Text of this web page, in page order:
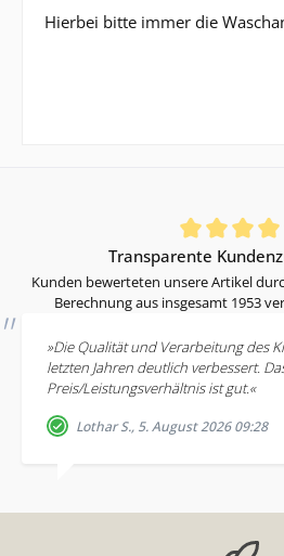
Hierbei bitte immer die
Durchschnittliche Bewertung von
Transparente
Kunden bewerteten unsere Artikel
Berechnung aus insgesamt 1953
»Die Qualität und Verarbeitung des
letzten Jahren deutlich verbessert.
Preis/Leistungsverhältnis ist gut.«
Lothar S., 5. August 2026 09:28